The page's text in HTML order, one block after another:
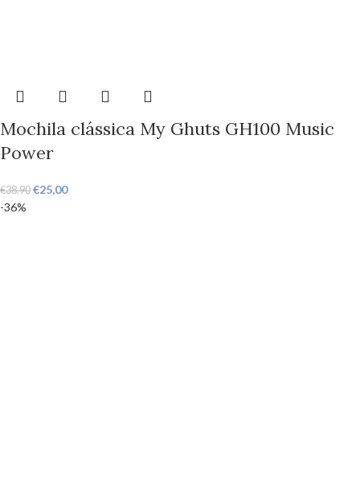
Mochila clássica My Ghuts GH100 Music
Power
€38,90 €25,00
-36%